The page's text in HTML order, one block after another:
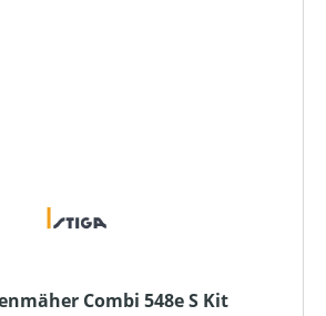
Combi 548e S Kit